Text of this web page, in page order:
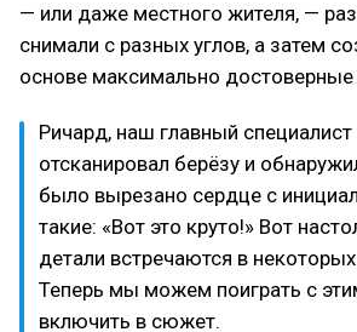
— или даже местного жителя, —
снимали с разных углов, а затем
основе максимально
Ричард, наш главный
отсканировал берёзу и
было вырезано сердце с
такие: «Вот это круто!» Вот
детали встречаются в
Теперь мы можем поиграть с
включить в сюжет.